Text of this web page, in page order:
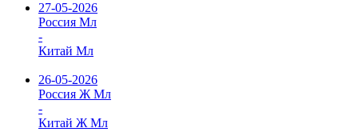
27-05-2026
Россия Мл
-
Китай Мл
26-05-2026
Россия Ж Мл
-
Китай Ж Мл